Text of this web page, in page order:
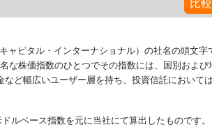
ャピタル・インターナショナル）の社名の頭文字
な株価指数のひとつでその指数には、国別およ
ど幅広いユーザー層を持ち、投資信託におい
ルベース指数を元に当社にて算出したものです。